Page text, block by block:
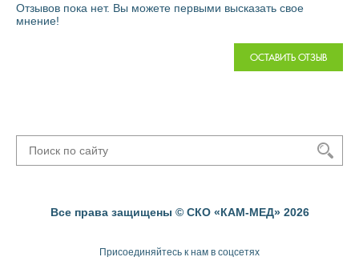
Отзывов пока нет. Вы можете первыми высказать свое
мнение!
ОСТАВИТЬ ОТЗЫВ
Все права защищены © СКО «КАМ-МЕД» 2026
Присоединяйтесь к нам в соцсетях